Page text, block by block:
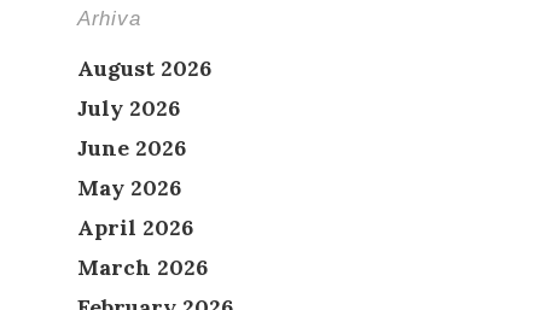
Arhiva
August 2026
July 2026
June 2026
May 2026
April 2026
March 2026